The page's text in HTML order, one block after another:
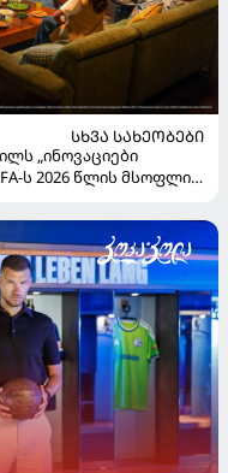
ᲡᲮᲕᲐ ᲡᲐᲮᲔᲝᲑᲔᲑᲘ
„ინოვაციები
ს 2026 წლის მსოფლიო